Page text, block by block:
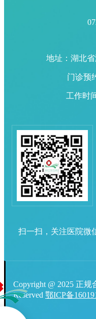
地址：湖北
门诊预
工作时
扫一扫，关注医院微
Copyright @ 2025 正
Reserved 鄂ICP备